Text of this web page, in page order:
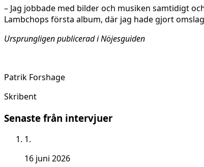
– Jag jobbade med bilder och musiken samtidigt
Lambchops första album, där jag hade gjort
Ursprungligen publicerad i Nöjesguiden
Patrik Forshage
Skribent
Senaste från intervjuer
1.
16 juni 2026